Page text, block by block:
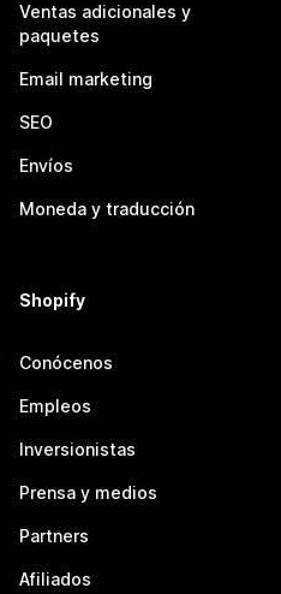
Ventas adicionales y
paquetes
Email marketing
SEO
Envíos
Moneda y traducción
Shopify
Conócenos
Empleos
Inversionistas
Prensa y medios
Partners
Afiliados